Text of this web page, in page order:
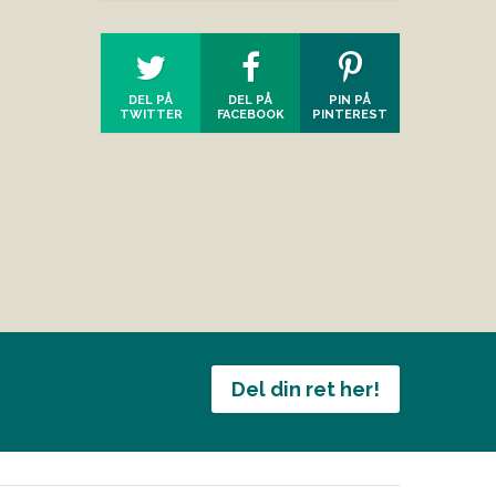
DEL PÅ
TWITTER
DEL PÅ
FACEBOOK
PIN PÅ
PINTEREST
Del din ret her!